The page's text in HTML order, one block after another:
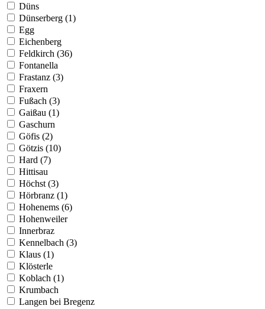
Düns
Dünserberg (1)
Egg
Eichenberg
Feldkirch (36)
Fontanella
Frastanz (3)
Fraxern
Fußach (3)
Gaißau (1)
Gaschurn
Göfis (2)
Götzis (10)
Hard (7)
Hittisau
Höchst (3)
Hörbranz (1)
Hohenems (6)
Hohenweiler
Innerbraz
Kennelbach (3)
Klaus (1)
Klösterle
Koblach (1)
Krumbach
Langen bei Bregenz